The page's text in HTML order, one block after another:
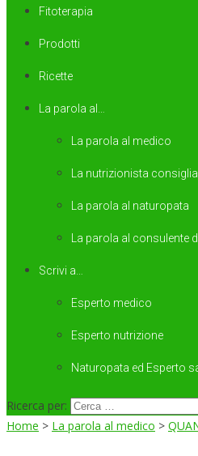
Fitoterapia
Prodotti
Ricette
La parola al…
La parola al medico
La nutrizionista consiglia
La parola al naturopata
La parola al consulente
Scrivi a…
Esperto medico
Esperto nutrizione
Naturopata ed Esperto
Ricerca per:
Home > La parola al medico >